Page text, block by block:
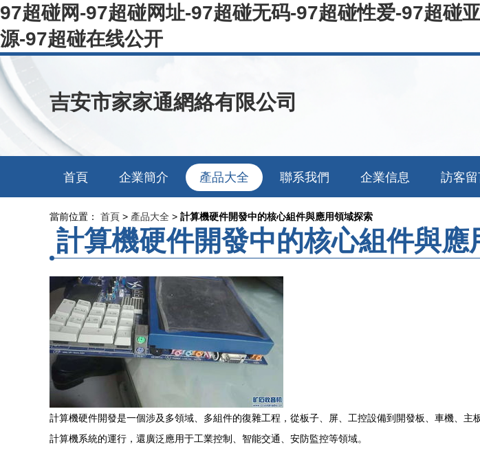
97超碰网-97超碰网址-97超碰无码-97超碰性爱-97超碰
源-97超碰在线公开
吉安市家家通網絡有限公司
首頁 企業簡介 產品大全 聯系我們 企業信息 訪客
當前位置： 首頁 > 產品大全 > 計算機硬件開發中的核心組件與應用領域探索
計算機硬件開發中的核心組件與應
計算機硬件開發是一個涉及多領域、多組件的復雜工程，從板子、屏、工控設備到開發板、車機、
計算機系統的運行，還廣泛應用于工業控制、智能交通、安防監控等領域。